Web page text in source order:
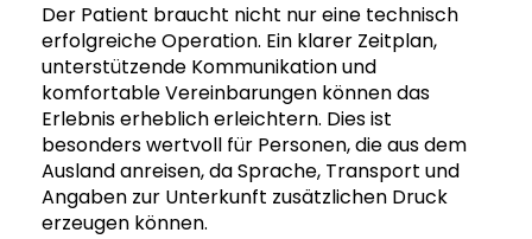
Der Patient braucht nicht nur eine technisch
erfolgreiche Operation. Ein klarer Zeitplan,
unterstützende Kommunikation und
komfortable Vereinbarungen können das
Erlebnis erheblich erleichtern. Dies ist
besonders wertvoll für Personen, die aus dem
Ausland anreisen, da Sprache, Transport und
Angaben zur Unterkunft zusätzlichen Druck
erzeugen können.